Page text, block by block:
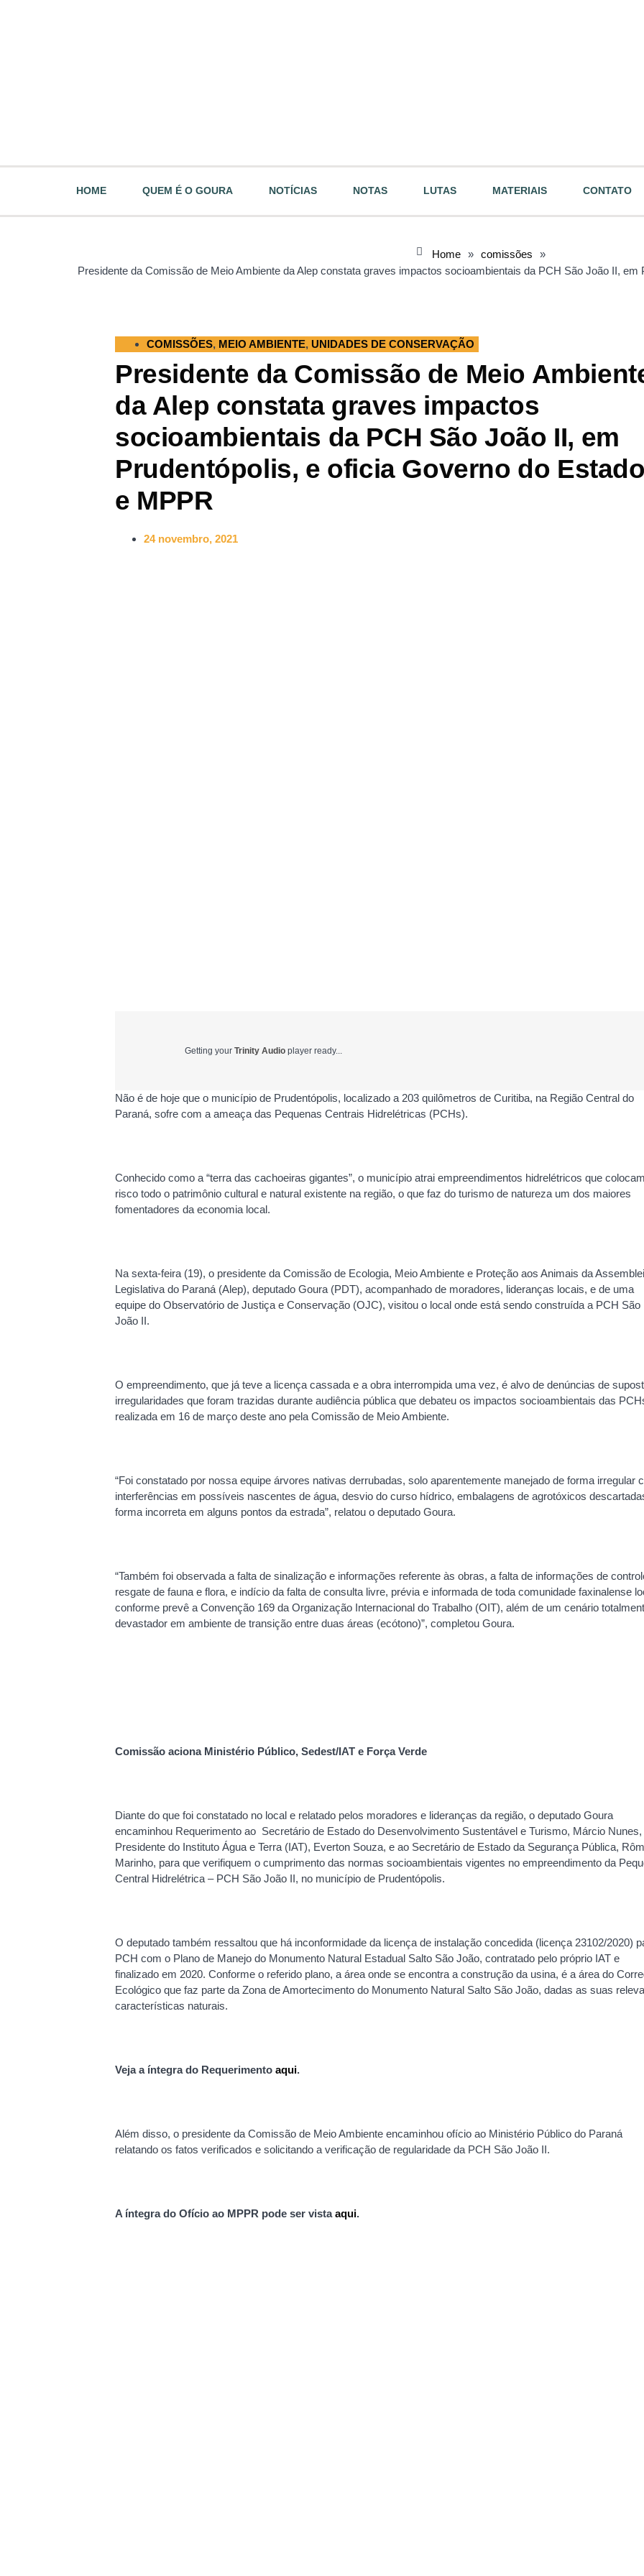
HOME QUEM É O GOURA NOTÍCIAS NOTAS LUTAS MATERIAIS CONTATO
Home » comissões
»
Presidente da Comissão de Meio Ambiente da Alep constata graves impactos socioambientais da PCH São João II,
COMISSÕES, MEIO AMBIENTE, UNIDADES DE CONSERVAÇÃO
Presidente da Comissão de Meio
da Alep constata graves impactos
socioambientais da PCH São João II, em
Prudentópolis, e oficia Governo do Estado
e MPPR
24 novembro, 2021
Getting your Trinity Audio player ready...
Não é de hoje que o município de Prudentópolis, localizado a 203 quilômetros de Curitiba, na Região Central do
Paraná, sofre com a ameaça das Pequenas Centrais Hidrelétricas (PCHs).
Conhecido como a “terra das cachoeiras gigantes”, o município atrai empreendimentos hidrelétricos que
risco todo o patrimônio cultural e natural existente na região, o que faz do turismo de natureza um dos maiores
fomentadores da economia local.
Na sexta-feira (19), o presidente da Comissão de Ecologia, Meio Ambiente e Proteção aos Animais da
Legislativa do Paraná (Alep), deputado Goura (PDT), acompanhado de moradores, lideranças locais, e de uma
equipe do Observatório de Justiça e Conservação (OJC), visitou o local onde está sendo construída a PCH São
João II.
O empreendimento, que já teve a licença cassada e a obra interrompida uma vez, é alvo de denúncias de
irregularidades que foram trazidas durante audiência pública que debateu os impactos socioambientais das
realizada em 16 de março deste ano pela Comissão de Meio Ambiente.
“Foi constatado por nossa equipe árvores nativas derrubadas, solo aparentemente manejado de forma irregular
interferências em possíveis nascentes de água, desvio do curso hídrico, embalagens de agrotóxicos
forma incorreta em alguns pontos da estrada”, relatou o deputado Goura.
“Também foi observada a falta de sinalização e informações referente às obras, a falta de informações de
resgate de fauna e flora, e indício da falta de consulta livre, prévia e informada de toda comunidade faxinalense
conforme prevê a Convenção 169 da Organização Internacional do Trabalho (OIT), além de um cenário
devastador em ambiente de transição entre duas áreas (ecótono)”, completou Goura.
Comissão aciona Ministério Público, Sedest/IAT e Força Verde
Diante do que foi constatado no local e relatado pelos moradores e lideranças da região, o deputado Goura
encaminhou Requerimento ao Secretário de Estado do Desenvolvimento Sustentável e Turismo, Márcio Nunes,
Presidente do Instituto Água e Terra (IAT), Everton Souza, e ao Secretário de Estado da Segurança Pública,
Marinho, para que verifiquem o cumprimento das normas socioambientais vigentes no empreendimento da
Central Hidrelétrica – PCH São João II, no município de Prudentópolis.
O deputado também ressaltou que há inconformidade da licença de instalação concedida (licença 23102/2020)
PCH com o Plano de Manejo do Monumento Natural Estadual Salto São João, contratado pelo próprio IAT e
finalizado em 2020. Conforme o referido plano, a área onde se encontra a construção da usina, é a área do
Ecológico que faz parte da Zona de Amortecimento do Monumento Natural Salto São João, dadas as suas
características naturais.
Veja a íntegra do Requerimento aqui.
Além disso, o presidente da Comissão de Meio Ambiente encaminhou ofício ao Ministério Público do Paraná
relatando os fatos verificados e solicitando a verificação de regularidade da PCH São João II.
A íntegra do Ofício ao MPPR pode ser vistaaqui.